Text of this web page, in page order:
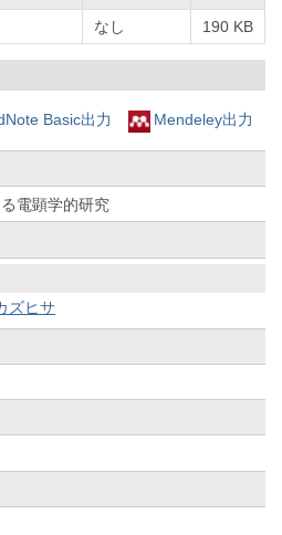
なし 190 KB
Basic出力 Mendeley出力
電顕学的研究
ズヒサ